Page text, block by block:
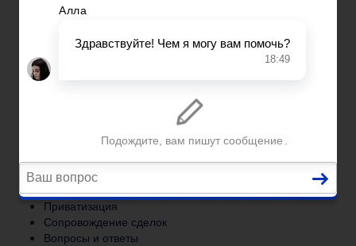
Приватизация
Главная
Помощь юриста
Уголовный процесс
Приватизация
Сопровождение сделок
Вопросы и ответы